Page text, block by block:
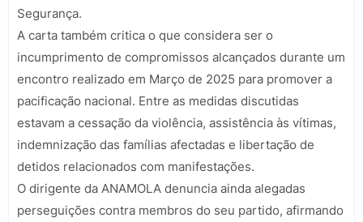
Segurança.
A carta também critica o que considera ser o
incumprimento de compromissos alcançados durante um
encontro realizado em Março de 2025 para promover a
pacificação nacional. Entre as medidas discutidas
estavam a cessação da violência, assistência às vítimas,
indemnização das famílias afectadas e libertação de
detidos relacionados com manifestações.
O dirigente da ANAMOLA denuncia ainda alegadas
perseguições contra membros do seu partido, afirmando